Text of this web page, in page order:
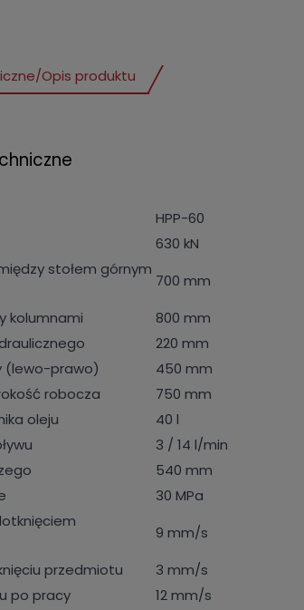
/Opis produktu
HPP-60
630 kN
stołem górnym
700 mm
kolumnami
800 mm
220 mm
(lewo-prawo)
450 mm
robocza
750 mm
oleju
40 l
3 / 14 l/min
540 mm
30 MPa
9 mm/s
przedmiotu
3 mm/s
po pracy
12 mm/s